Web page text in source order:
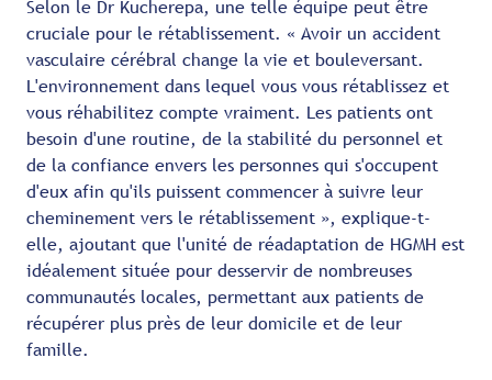
Selon le Dr Kucherepa, une telle équipe peut être
cruciale pour le rétablissement. « Avoir un accident
vasculaire cérébral change la vie et bouleversant.
L'environnement dans lequel vous vous rétablissez et
vous réhabilitez compte vraiment. Les patients ont
besoin d'une routine, de la stabilité du personnel et
de la confiance envers les personnes qui s'occupent
d'eux afin qu'ils puissent commencer à suivre leur
cheminement vers le rétablissement », explique-t-
elle, ajoutant que l'unité de réadaptation de HGMH est
idéalement située pour desservir de nombreuses
communautés locales, permettant aux patients de
récupérer plus près de leur domicile et de leur
famille.